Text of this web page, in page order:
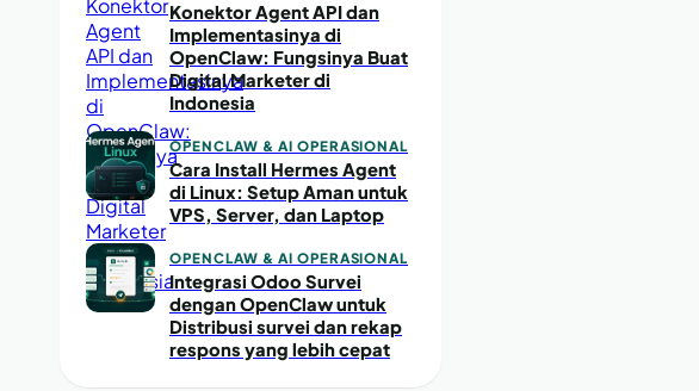
Konektor Agent API dan
Implementasinya di
OpenClaw: Fungsinya Buat
Digital Marketer di
Indonesia
OPENCLAW & AI OPERASIONAL
Cara Install Hermes Agent
di Linux: Setup Aman untuk
VPS, Server, dan Laptop
OPENCLAW & AI OPERASIONAL
Integrasi Odoo Survei
dengan OpenClaw untuk
Distribusi survei dan rekap
respons yang lebih cepat